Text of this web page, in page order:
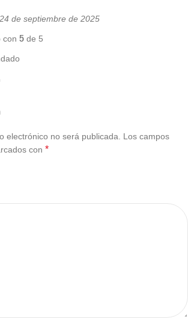
24 de septiembre de 2025
con 5 de 5
electrónico no será publicada.
Los campos
con *